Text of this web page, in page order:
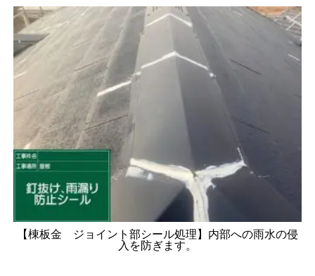
【棟板金 ジョイント部シール処理】内部への雨水の侵
入を防ぎます。